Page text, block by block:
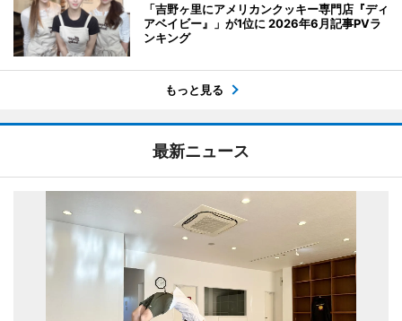
「吉野ヶ里にアメリカンクッキー専門店『ディ
アベイビー』」が1位に 2026年6月記事PVラ
ンキング
もっと見る
最新ニュース